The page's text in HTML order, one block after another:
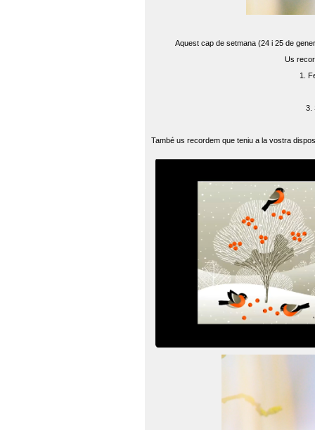
Aquest cap de setmana (24 i 25 de
Us
1.
3.
També us recordem que teniu a la vostra